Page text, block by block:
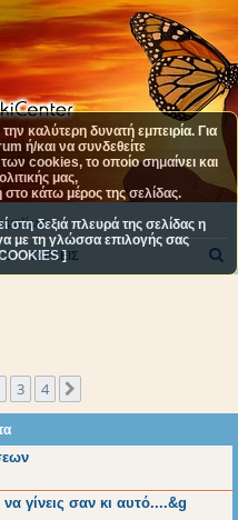
μαζί μας
3 ΣΧΕΣΕΙΣ
η
3 4
γίνεις σαν κι αυτό....&g
καλύτερη δυνατή εμπειρία. Για
ή/και να συνδεθείτε
cookies, το οποίο σημαίνει και
μας,
κάτω μέρος της σελίδας.
δεξιά πλευρά της σελίδας η
με τη γλώσσα επιλογής σας
]